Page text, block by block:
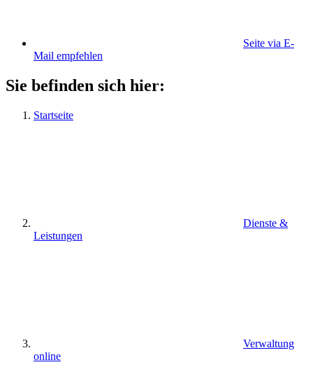
Seite via E-
Mail empfehlen
Sie befinden sich hier:
Startseite
Dienste &
Leistungen
Verwaltung
online